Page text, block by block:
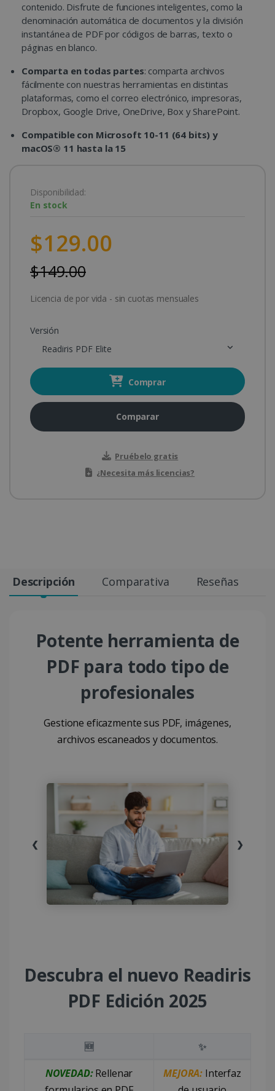
contenido. Disfrute de funciones inteligentes, como la
denominación automática de documentos y la división
instantánea de PDF por códigos de barras, texto o
páginas en blanco.
Comparta en todas partes: comparta archivos
fácilmente con nuestras herramientas en distintas
plataformas, como el correo electrónico, impresoras,
Dropbox, Google Drive, OneDrive, Box y SharePoint.
Compatible con Microsoft 10-11 (64 bits) y
macOS® 11 hasta la 15
Disponibilidad:
En stock
$129.00
$149.00
Licencia de por vida - sin cuotas mensuales
Versión
Readiris PDF Elite
Comprar
Comparar
Pruébelo gratis
¿Necesita más licencias?
Descripción Comparativa Reseñas
Potente herramienta de
PDF para todo tipo de
profesionales
Gestione eficazmente sus PDF, imágenes,
archivos escaneados y documentos.
❮ ❯
Descubra el nuevo Readiris
PDF Edición 2025
🆕Funciones nuevas ✨Funciones
NOVEDAD:Rellenar
MEJORA: Interfaz